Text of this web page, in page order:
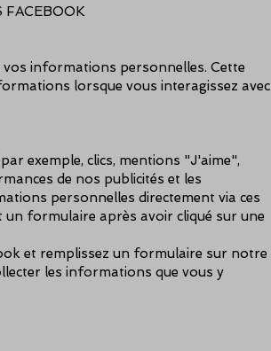
FACEBOOK
informations personnelles. Cette
lorsque vous interagissez avec
exemple, clics, mentions "J'aime",
de nos publicités et les
personnelles directement via ces
formulaire après avoir cliqué sur une
et remplissez un formulaire sur notre
les informations que vous y